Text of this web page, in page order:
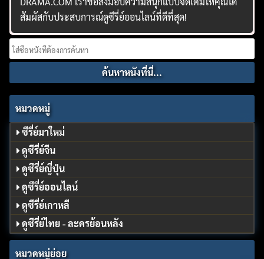
สัมผัสกับประสบการณ์ดูซีรี่ย์ออนไลน์ที่ดีที่สุด!
Search
for:
หมวดหมู่
ซีรี่ย์มาใหม่
ดูซีรี่ย์จีน
ดูซีรี่ย์ญี่ปุ่น
ดูซีรี่ย์ออนไลน์
ดูซีรี่ย์เกาหลี
ดูซีรี่ย์ไทย - ละครย้อนหลัง
หมวดหมู่ย่อย